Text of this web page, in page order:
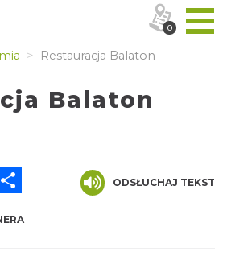
Restauracja Balaton
Balaton
Messenger
ODSŁUCHAJ TEKST
0